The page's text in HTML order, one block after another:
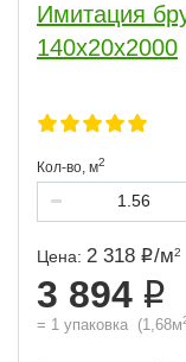
Имитация
140x20x2000
Кол-во, м2
Цена: 2 318 /м2
3 894
= 1 упаковка (1,68м